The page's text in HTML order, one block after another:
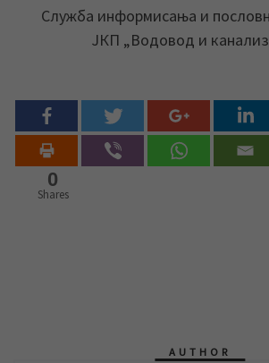
Служба информисања и
ЈКП „Водовод и
0
Shares
AUTHOR